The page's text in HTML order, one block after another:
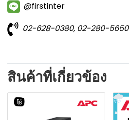
@firstinter
02-628-0380, 02-280-5650
สินค้าที่เกี่ยวข้อง